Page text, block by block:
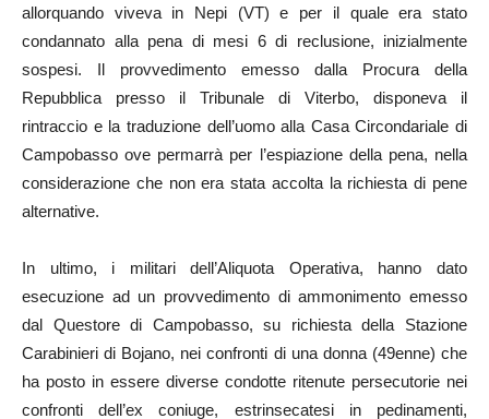
allorquando viveva in Nepi (VT) e per il quale era stato
condannato alla pena di mesi 6 di reclusione, inizialmente
sospesi. Il provvedimento emesso dalla Procura della
Repubblica presso il Tribunale di Viterbo, disponeva il
rintraccio e la traduzione dell’uomo alla Casa Circondariale di
Campobasso ove permarrà per l’espiazione della pena, nella
considerazione che non era stata accolta la richiesta di pene
alternative.
In ultimo, i militari dell’Aliquota Operativa, hanno dato
esecuzione ad un provvedimento di ammonimento emesso
dal Questore di Campobasso, su richiesta della Stazione
Carabinieri di Bojano, nei confronti di una donna (49enne) che
ha posto in essere diverse condotte ritenute persecutorie nei
confronti dell’ex coniuge, estrinsecatesi in pedinamenti,